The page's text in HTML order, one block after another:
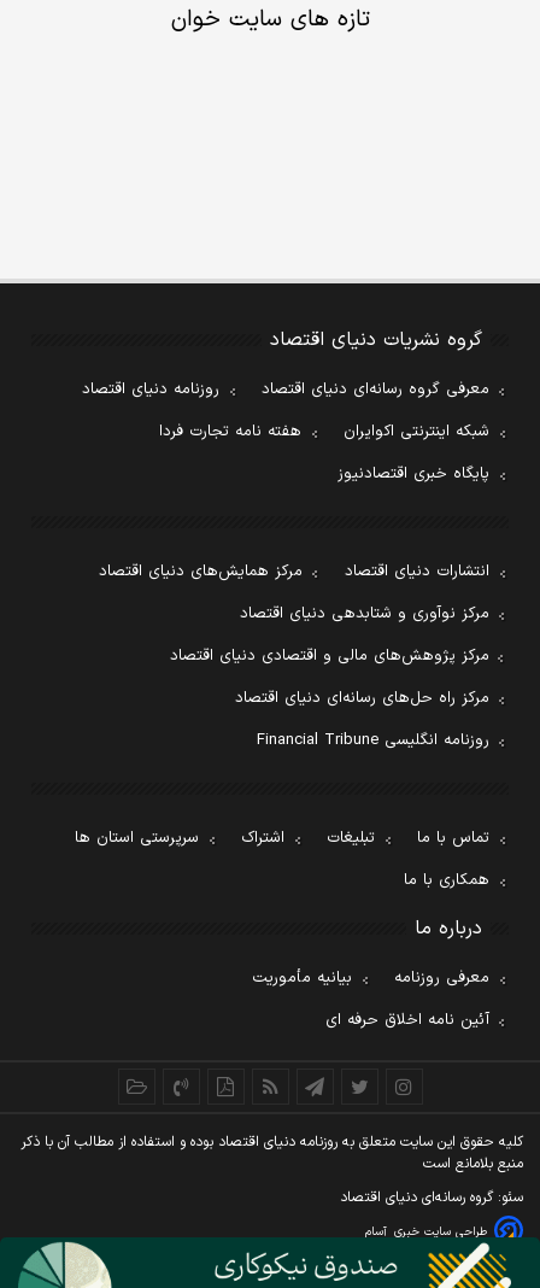
تازه های سایت خوان
گروه نشریات دنیای اقتصاد
معرفی گروه رسانه‌ای دنیای اقتصاد
روزنامه دنیای اقتصاد
شبکه اینترنتی اکوایران
هفته نامه تجارت فردا
پایگاه خبری اقتصادنیوز
انتشارات دنیای اقتصاد
مرکز همایش‌های دنیای اقتصاد
مرکز نوآوری و شتابدهی دنیای اقتصاد
مرکز پژوهش‌های مالی و اقتصادی دنیای اقتصاد
مرکز راه حل‌های رسانه‌ای دنیای اقتصاد
روزنامه انگلیسی Financial Tribune
تماس با ما تبلیغات اشتراک
سرپرستی استان ها
همکاری با ما
درباره ما
معرفی روزنامه
بیانیه مأموریت
آئین نامه اخلاق حرفه ای
کليه حقوق اين سايت متعلق به روزنامه دنيای اقتصاد بوده و استفاده از مطالب آن با ذکر
منبع بلامانع است
سئو: گروه رسانه‌ای دنیای اقتصاد
طراحی سایت خبری آسام